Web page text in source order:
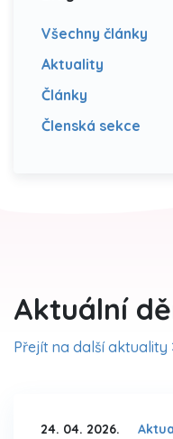
Všechny články
Aktuality
Články
Členská sekce
Aktuální
Přejít na další aktuality
24. 04. 2026.